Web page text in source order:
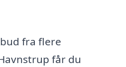
fra flere
får du